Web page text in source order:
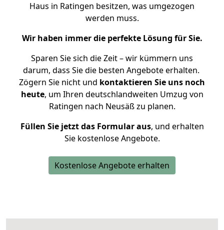
Haus in Ratingen besitzen, was umgezogen
werden muss.
Wir haben immer die perfekte Lösung für Sie.
Sparen Sie sich die Zeit – wir kümmern uns
darum, dass Sie die besten Angebote erhalten.
Zögern Sie nicht und kontaktieren Sie uns noch
heute, um Ihren deutschlandweiten Umzug von
Ratingen nach Neusäß zu planen.
Füllen Sie jetzt das Formular aus, und erhalten
Sie kostenlose Angebote.
Kostenlose Angebote erhalten